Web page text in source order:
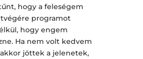
hogy a feleségem
programot
hogy engem
Ha nem volt kedvem
jöttek a jelenetek,